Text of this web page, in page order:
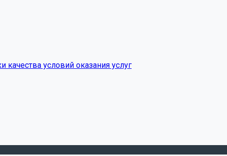
условий оказания услуг